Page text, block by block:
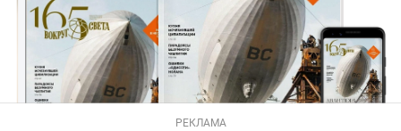
РЕКЛАМА